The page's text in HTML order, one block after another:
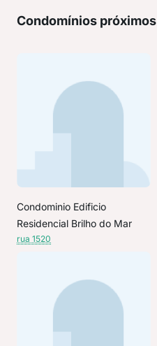
Condomínios próximos
Condominio Edificio
Residencial Brilho do Mar
rua 1520